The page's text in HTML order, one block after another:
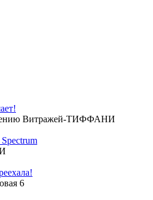
Витражей-ТИФФАНИ
6